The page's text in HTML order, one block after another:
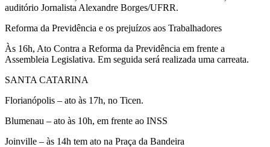
auditório Jornalista Alexandre Borges/UFRR.
Reforma da Previdência e os prejuízos aos Trabalhadores
Às 16h, Ato Contra a Reforma da Previdência em frente a
Assembleia Legislativa. Em seguida será realizada uma carreata.
SANTA CATARINA
Florianópolis – ato às 17h, no Ticen.
Blumenau – ato às 10h, em frente ao INSS
Joinville – às 14h tem ato na Praça da Bandeira